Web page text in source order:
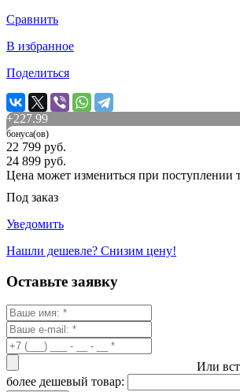
Сравнить
В избранное
Поделиться
+227.99
бонуса(ов)
22 799 руб.
24 899 руб.
Цена может измениться при поступлении
Под заказ
Уведомить
Нашли дешевле? Снизим цену!
Оставьте заявку
Или
более дешевый товар: